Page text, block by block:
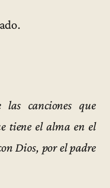
las canciones que
tiene el alma en el
Dios, por el padre